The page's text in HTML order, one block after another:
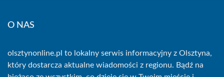
O NAS
olsztynonline.pl to lokalny serwis informacyjny z Olsztyna,
który dostarcza aktualne wiadomości z regionu. Bądź na